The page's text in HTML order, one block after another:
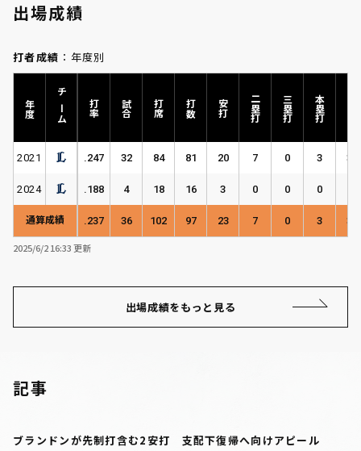
出場成績
打者成績 ：年度別
年度 チーム 打率 試合 打席 打数 安打 二塁打 三塁打 本塁打
2021 .247 32 84 81 20 7 0 3 36
2024 .188 4 18 16 3 0 0 0
通算成績 .237 36 102 97 23 7 0 3 39
2025/6/2 16:33 更新
出場成績をもっと見る
記事
ブランドンが先制打含む2安打 支配下復帰へ向けアピール